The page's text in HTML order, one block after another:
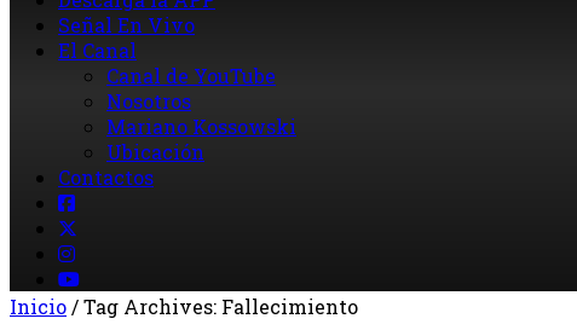
Señal En Vivo
El Canal
Canal de YouTube
Nosotros
Mariano Kossowski
Ubicación
Contactos
Inicio/Tag Archives: Fallecimiento